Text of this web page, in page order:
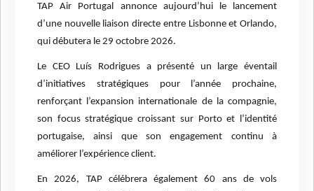
TAP Air Portugal annonce aujourd’hui le lancement
d’une nouvelle liaison directe entre Lisbonne et Orlando,
qui débutera le 29 octobre 2026.
Le CEO Luís Rodrigues a présenté un large éventail
d’initiatives stratégiques pour l’année prochaine,
renforçant l’expansion internationale de la compagnie,
son focus stratégique croissant sur Porto et l’identité
portugaise, ainsi que son engagement continu à
améliorer l’expérience client.
En 2026, TAP célébrera également 60 ans de vols